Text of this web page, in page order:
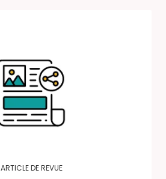
ARTICLE DE REVUE